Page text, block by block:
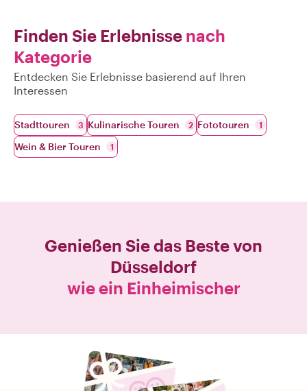
Finden Sie Erlebnisse nach
Kategorie
Entdecken Sie Erlebnisse basierend auf Ihren
Interessen
Stadttouren 3 Kulinarische Touren 2 Fototouren 1
Wein & Bier Touren 1
Genießen Sie das Beste von
Düsseldorf
wie ein Einheimischer